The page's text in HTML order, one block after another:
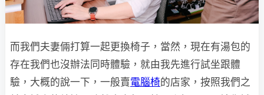
而我們夫妻倆打算一起更換椅子，當然，現在有湯包的
存在我們也沒辦法同時體驗，就由我先進行試坐跟體
驗，大概的說一下，一般賣電腦椅的店家，按照我們之